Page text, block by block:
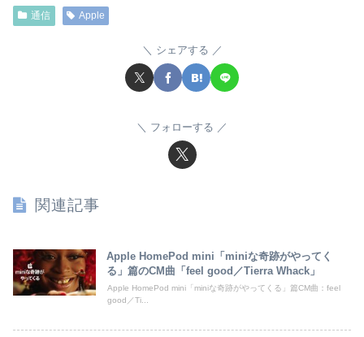
通信 Apple
シェアする
フォローする
関連記事
Apple HomePod mini「miniな奇跡がやってく
る」篇のCM曲「feel good／Tierra Whack」
Apple HomePod mini「miniな奇跡がやってくる」篇CM曲：feel
good／Ti...